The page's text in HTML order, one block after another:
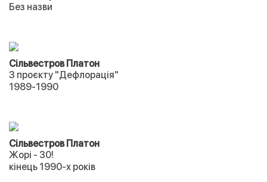
Без назви
Сільвестров Платон
З проєкту "Дефлорація"
1989-1990
Сільвестров Платон
Жорі - 30!
кінець 1990-х років